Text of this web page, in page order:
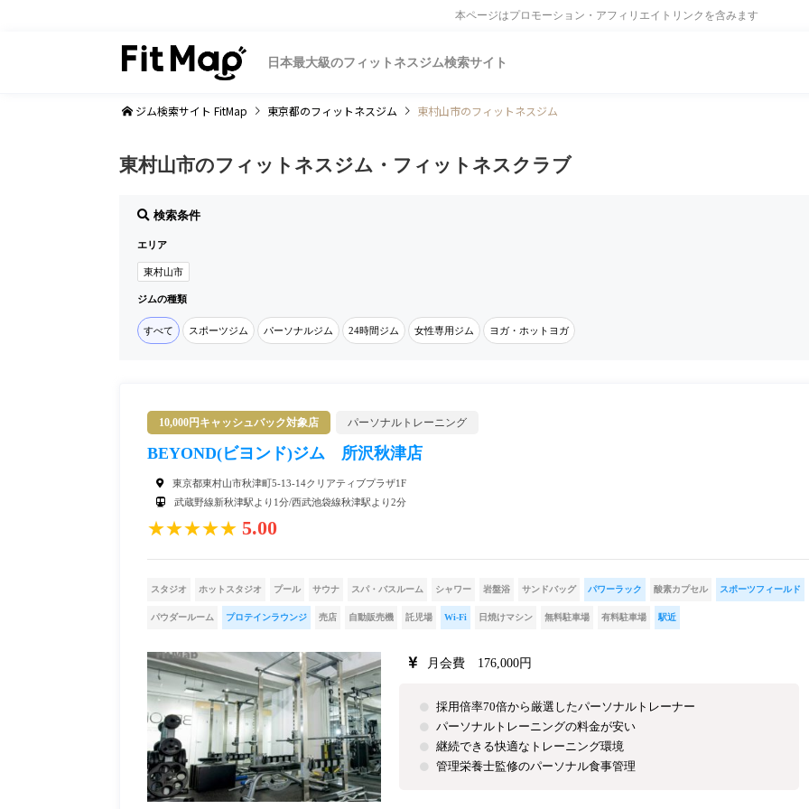
本ページはプロモーション・アフィリエイトリンクを含みます
日本最大級のフィットネスジム検索サイト
ジム検索サイト FitMap 東京都のフィットネスジム 東村山市のフィットネスジム
東村山市のフィットネスジム・フィットネスクラブ
検索条件
エリア
東村山市
ジムの種類
すべて スポーツジム パーソナルジム 24時間ジム 女性専用ジム ヨガ・ホットヨガ
10,000円キャッシュバック対象店 パーソナルトレーニング
BEYOND(ビヨンド)ジム 所沢秋津店
東京都東村山市秋津町5-13-14クリアティブプラザ1F
武蔵野線新秋津駅より1分/西武池袋線秋津駅より2分
★★★★★ 5.00
スタジオ ホットスタジオ プール サウナ スパ・バスルーム シャワー 岩盤浴 サンドバッグ パワーラック 酸素カプセル スポーツフィールド
パウダールーム プロテインラウンジ 売店 自動販売機 託児場 Wi-Fi 日焼けマシン 無料駐車場 有料駐車場 駅近
月会費 176,000円
採用倍率70倍から厳選したパーソナルトレーナー
パーソナルトレーニングの料金が安い
継続できる快適なトレーニング環境
管理栄養士監修のパーソナル食事管理